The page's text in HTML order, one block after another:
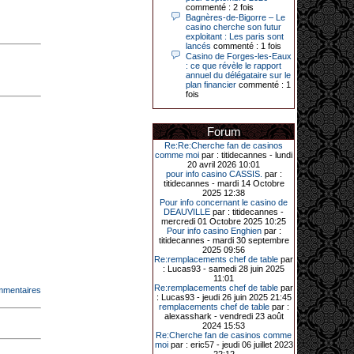
Le plus gros gain gagné depuis plus
de 20 ans dans l’établissement.
31-03-2026|
Série de jackpots au casino JOA de
Gujan-Mestras : ce mois de mars a
été fructueux pour quelques
joueurs. D’abord avec 44 207 euros
une machine à sous pour une mise
initiale de 5,28 €. Puis quelques
jours plus tard, le vendredi 27 mars,
un joueur a décroché 12 086 euros
sur une autre machine à sous.
Enfin, troisième et dernier jackpot,
record cette fois-ci, le samedi 28
mars dernier. Quelque 111 322
euros ont été remportés sur la table
d’Ultimate Texas Hold’em Poker,
grâce à une mise de 5 euros sur la
case bonus et une quinte flush
royale. Ces gains ont été annoncés
dans un communiqué diffusé par le
casino ce lundi 30 mars en soirée.
11-01-2026|
Dimanche 11 janvier, en soirée, une
cliente retraitée de 78 ans, habitant
Trémuson, a eu l’énorme surprise
commenté : 2 fois
Bagnères-de-Bigorre – Le
casino cherche son futur
exploitant : Les paris sont
lancés commenté : 1 fois
Casino de Forges-les-Eaux
: ce que révèle le rapport
annuel du délégataire sur le
plan financier commenté : 1
fois
Forum
Re:Re:Cherche fan de casinos
comme moi par : titidecannes - lundi
20 avril 2026 10:01
pour info casino CASSIS. par :
titidecannes - mardi 14 Octobre
2025 12:38
Pour info concernant le casino de
DEAUVILLE par : titidecannes -
mercredi 01 Octobre 2025 10:25
Pour info casino Enghienpar :
titidecannes - mardi 30 septembre
2025 09:56
Re:remplacements chef de table par
: Lucas93 - samedi 28 juin 2025
11:01
Re:remplacements chef de table par
: Lucas93 - jeudi 26 juin 2025 21:45
remplacements chef de tablepar :
alexasshark - vendredi 23 août
2024 15:53
Re:Cherche fan de casinos comme
moipar : eric57 - jeudi 06 juillet 2023